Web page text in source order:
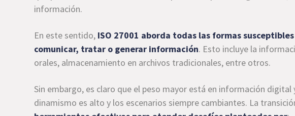
información.
En este sentido, ISO 27001 aborda todas las formas
comunicar, tratar o generar información. Esto incluye la
orales, almacenamiento en archivos tradicionales, entre otros.
Sin embargo, es claro que el peso mayor está en información digital
dinamismo es alto y los escenarios siempre cambiantes. La